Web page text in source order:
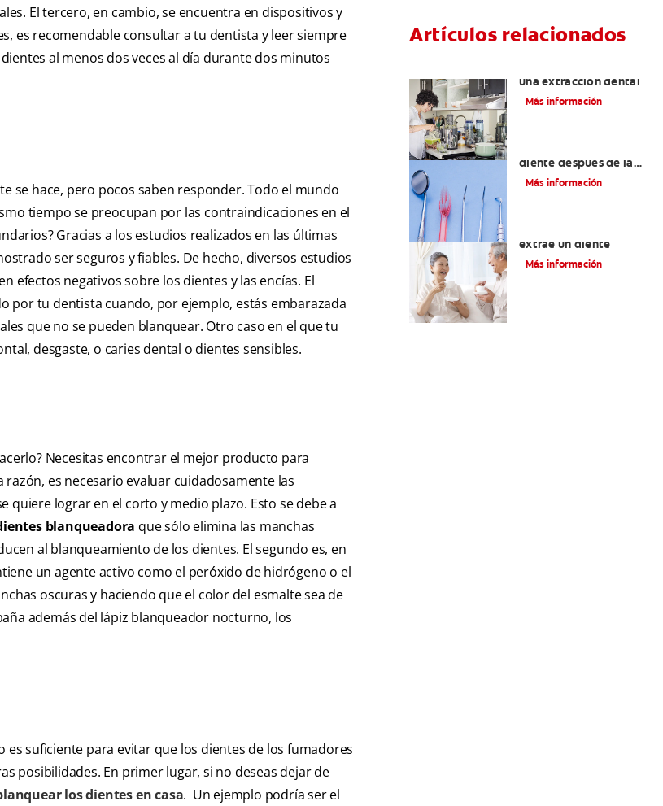
El tercero, en cambio, se encuentra en dispositivos y
es recomendable consultar a tu dentista y leer siempre
al menos dos veces al día durante dos minutos
se hace, pero pocos saben responder. Todo el mundo
tiempo se preocupan por las contraindicaciones en el
Gracias a los estudios realizados en las últimas
ser seguros y fiables. De hecho, diversos estudios
efectos negativos sobre los dientes y las encías. El
por tu dentista cuando, por ejemplo, estás embarazada
que no se pueden blanquear. Otro caso en el que tu
desgaste, o caries dental o dientes sensibles.
Necesitas encontrar el mejor producto para
es necesario evaluar cuidadosamente las
lograr en el corto y medio plazo. Esto se debe a
blanqueadora que sólo elimina las manchas
al blanqueamiento de los dientes. El segundo es, en
un agente activo como el peróxido de hidrógeno o el
oscuras y haciendo que el color del esmalte sea de
además del lápiz blanqueador nocturno, los
es suficiente para evitar que los dientes de los fumadores
posibilidades. En primer lugar, si no deseas dejar de
los dientes en casa. Un ejemplo podría ser el
Artículos relacionados
una extracción dental
Más información
diente después de la
extracción?
Más información
extrae un diente
Más información